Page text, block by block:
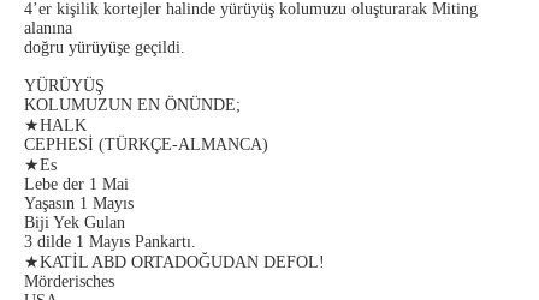
4’er kişilik kortejler halinde yürüyüş kolumuzu oluşturarak Miting
alanına
doğru yürüyüşe geçildi.
YÜRÜYÜŞ
KOLUMUZUN EN ÖNÜNDE;
★HALK
CEPHESİ (TÜRKÇE-ALMANCA)
★Es
Lebe der 1 Mai
Yaşasın 1 Mayıs
Biji Yek Gulan
3 dilde 1 Mayıs Pankartı.
★KATİL ABD ORTADOĞUDAN DEFOL!
Mörderisches